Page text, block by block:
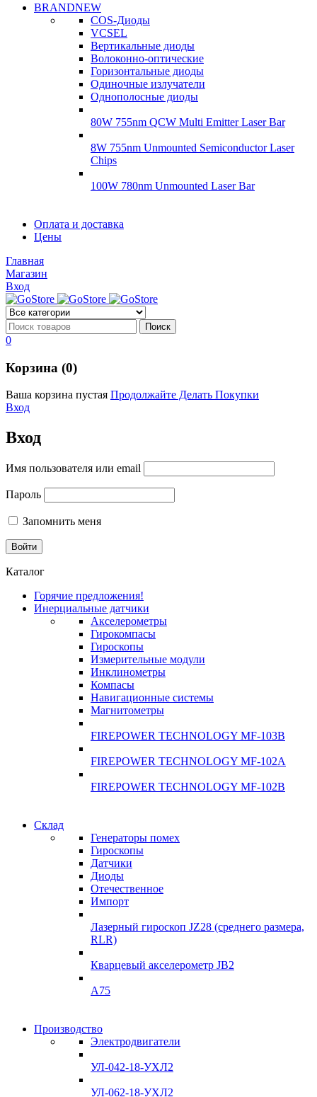
Гироскопы
Подробнее
Надежные поставки
Гироскопы
Подробнее
BRANDNEW
COS-Диоды
VCSEL
Вертикальные диоды
Волоконно-оптические
Горизонтальные диоды
Одиночные излучатели
Однополосные диоды
80W 755nm QCW Multi Emitter Laser Bar
8W 755nm Unmounted Semiconductor Laser
Chips
100W 780nm Unmounted Laser Bar
Диоды
Оплата и доставка
Цены
Главная
Магазин
Вход
0
Корзина (0)
Ваша корзина пустая Продолжайте Делать Покупки
Вход
Вход
Имя пользователя или email
Пароль
Запомнить меня
Каталог
Горячие предложения!
Инерциальные датчики
Акселерометры
Гирокомпасы
Гироскопы
Измерительные модули
Инклинометры
Компасы
Навигационные системы
Магнитометры
FIREPOWER TECHNOLOGY MF-103B
FIREPOWER TECHNOLOGY MF-102A
FIREPOWER TECHNOLOGY MF-102B
Склад
Генераторы помех
Гироскопы
Датчики
Диоды
Отечественное
Импорт
Лазерный гироскоп JZ28 (среднего размера,
RLR)
Кварцевый акселерометр JB2
A75
Производство
Электродвигатели
УЛ-042-18-УХЛ2
УЛ-062-18-УХЛ2